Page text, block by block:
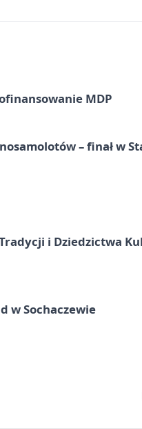
MDP
– finał w
i Dziedzictwa
w Sochaczewie